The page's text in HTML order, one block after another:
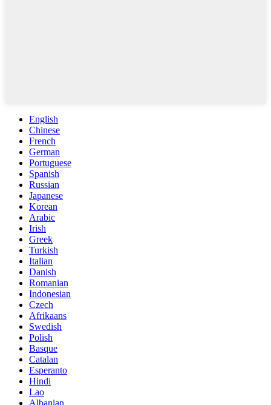
English
Chinese
French
German
Portuguese
Spanish
Russian
Japanese
Korean
Arabic
Irish
Greek
Turkish
Italian
Danish
Romanian
Indonesian
Czech
Afrikaans
Swedish
Polish
Basque
Catalan
Esperanto
Hindi
Lao
Albanian